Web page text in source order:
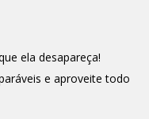
ela desapareça!
e aproveite todo